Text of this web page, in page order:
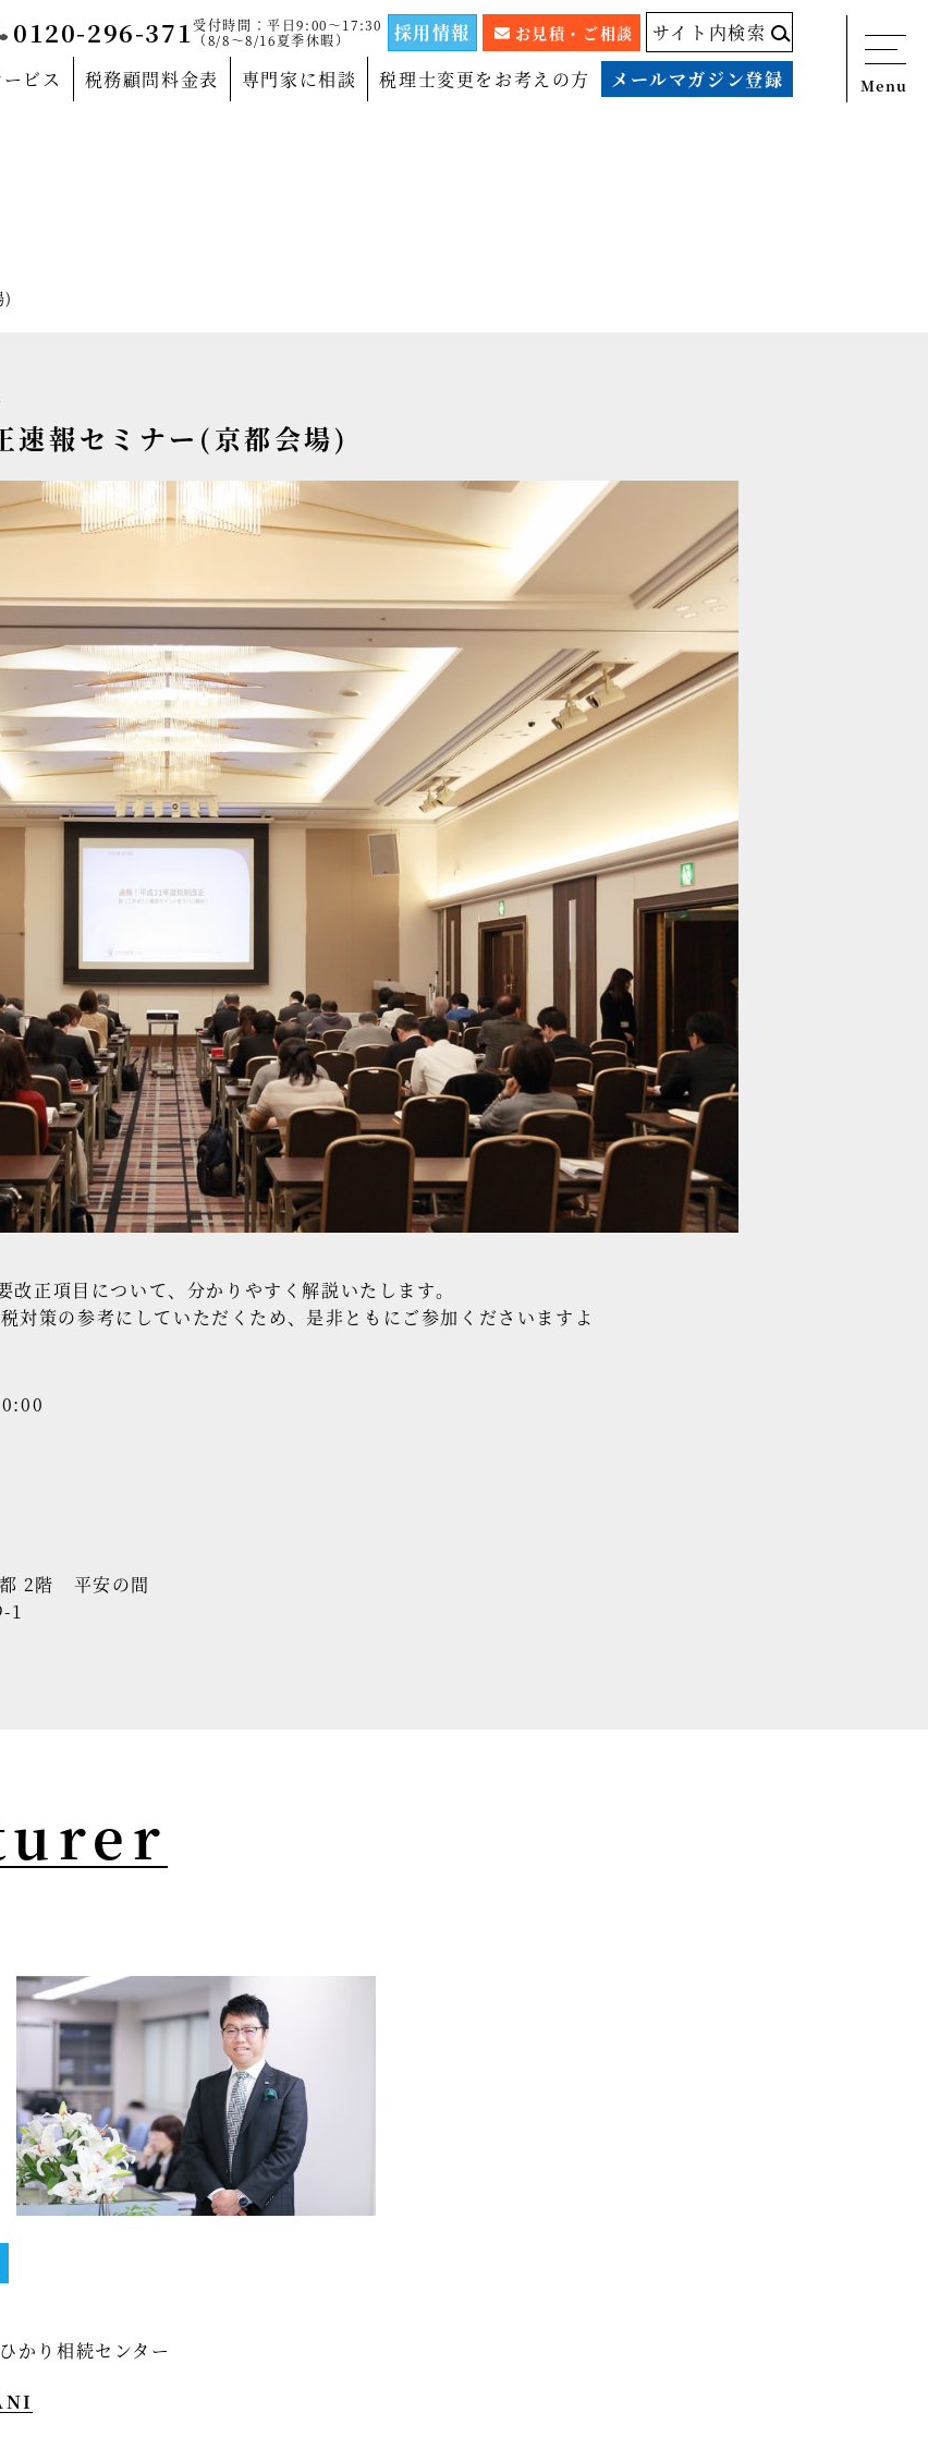
0120-296-371受付時間：平日9:00～17:30
（8/8～8/16夏季休暇）
採用情報 お見積・ご相談
サイト内検索
ビス 税務顧問料金表 専門家に相談 税理士変更をお考えの方 メールマガジン登録 Menu
ングの専門家
家
事業部紹介
セミナー情報
HAGレポート
採用情報
税理士変更をお考えの方
メールマガジン登録
お問合せ
Facebook
)
速報セミナー(京都会場)
正項目について、分かりやすく解説いたします。
対策の参考にしていただくため、是非ともにご参加くださいますよ
都 2階 平安の間
1
かり相続センター